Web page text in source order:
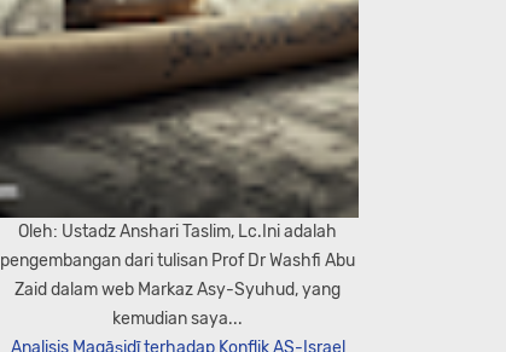
Oleh: Ustadz Anshari Taslim, Lc.Ini adalah
pengembangan dari tulisan Prof Dr Washfi Abu
Zaid dalam web Markaz Asy-Syuhud, yang
kemudian saya...
Analisis Maqāṣidī terhadap Konflik AS-Israel